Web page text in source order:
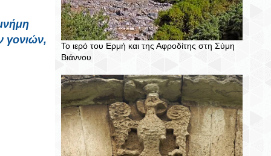
γονιών,
Το ιερό του Ερμή και της Αφροδίτης στη Σύμη
Βιάννου